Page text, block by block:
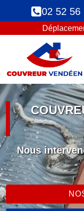
02 52 56
Nous